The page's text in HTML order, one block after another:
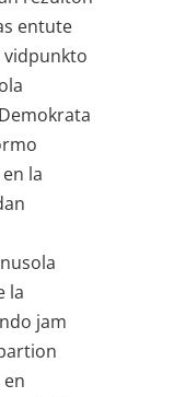
entute
vidpunkto
la
la
jam
en